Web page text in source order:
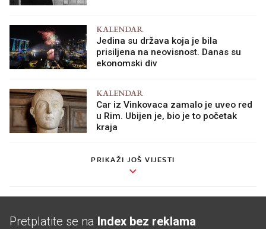
KALENDAR
Jedina su država koja je bila
prisiljena na neovisnost. Danas su
ekonomski div
KALENDAR
Car iz Vinkovaca zamalo je uveo red
u Rim. Ubijen je, bio je to početak
kraja
PRIKAŽI JOŠ VIJESTI
Pretplatite se na Index bez reklama